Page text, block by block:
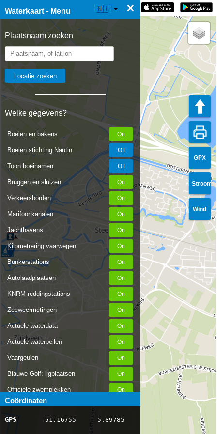
Waterkaart - Menu ×
Plaatsnaam zoeken
Welke gegevens?
Boeien en bakens
Boeien stichting Nautin
Toon boeinamen
Bruggen en sluizen
Verkeersborden
Marifoonkanalen
Jachthavens
Kilometrering vaarwegen
Bunkerstations
Autolaadplaatsen
KNRM-reddingstations
Zeeweermetingen
Actuele waterdata
Actuele waterpeilen
Vaargeulen
Blauwe Golf: ligplaatsen
Officiele zwemplekken
Stremmingen/hinder
AIS scheepsposities
Coördinaten
GPS 51.16755 5.89785
☰ Waterkaart Live 🇳🇱
GPX
Stroom
Wind